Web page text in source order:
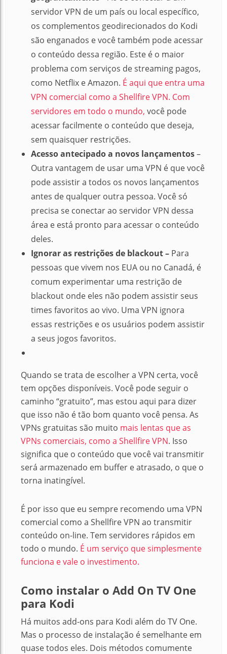
servidor VPN de um país ou local específico,
os complementos geodirecionados do Kodi
são enganados e você também pode acessar
o conteúdo dessa região. Este é o maior
problema com serviços de streaming pagos,
como Netflix e Amazon. É aqui que entra uma
VPN comercial como a Shellfire VPN. Com
servidores em todo o mundo, você pode
acessar facilmente o conteúdo que deseja,
sem quaisquer restrições.
Acesso antecipado a novos lançamentos–
Outra vantagem de usar uma VPN é que você
pode assistir a todos os novos lançamentos
antes de qualquer outra pessoa. Você só
precisa se conectar ao servidor VPN dessa
área e está pronto para acessar o conteúdo
deles.
Ignorar as restrições de blackout – Para
pessoas que vivem nos EUA ou no Canadá, é
comum experimentar uma restrição de
blackout onde eles não podem assistir seus
times favoritos ao vivo. Uma VPN ignora
essas restrições e os usuários podem assistir
a seus jogos favoritos.
Quando se trata de escolher a VPN certa, você
tem opções disponíveis. Você pode seguir o
caminho “gratuito”, mas estou aqui para dizer
que isso não é tão bom quanto você pensa. As
VPNs gratuitas são muito mais lentas que as
VPNs comerciais, como a Shellfire VPN. Isso
significa que o conteúdo que você vai transmitir
será armazenado em buffer e atrasado, o que o
torna inatingível.
É por isso que eu sempre recomendo uma VPN
comercial como a Shellfire VPN ao transmitir
conteúdo on-line. Tem servidores rápidos em
todo o mundo. É um serviço que simplesmente
funciona e vale o investimento.
Como instalar o Add On TV One
para Kodi
Há muitos add-ons para Kodi além do TV One.
Mas o processo de instalação é semelhante em
quase todos eles. Dois métodos comumente